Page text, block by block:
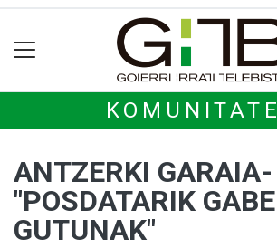
ANTZERKI GARAIA-
"POSDATARIK
GUTUNAK"